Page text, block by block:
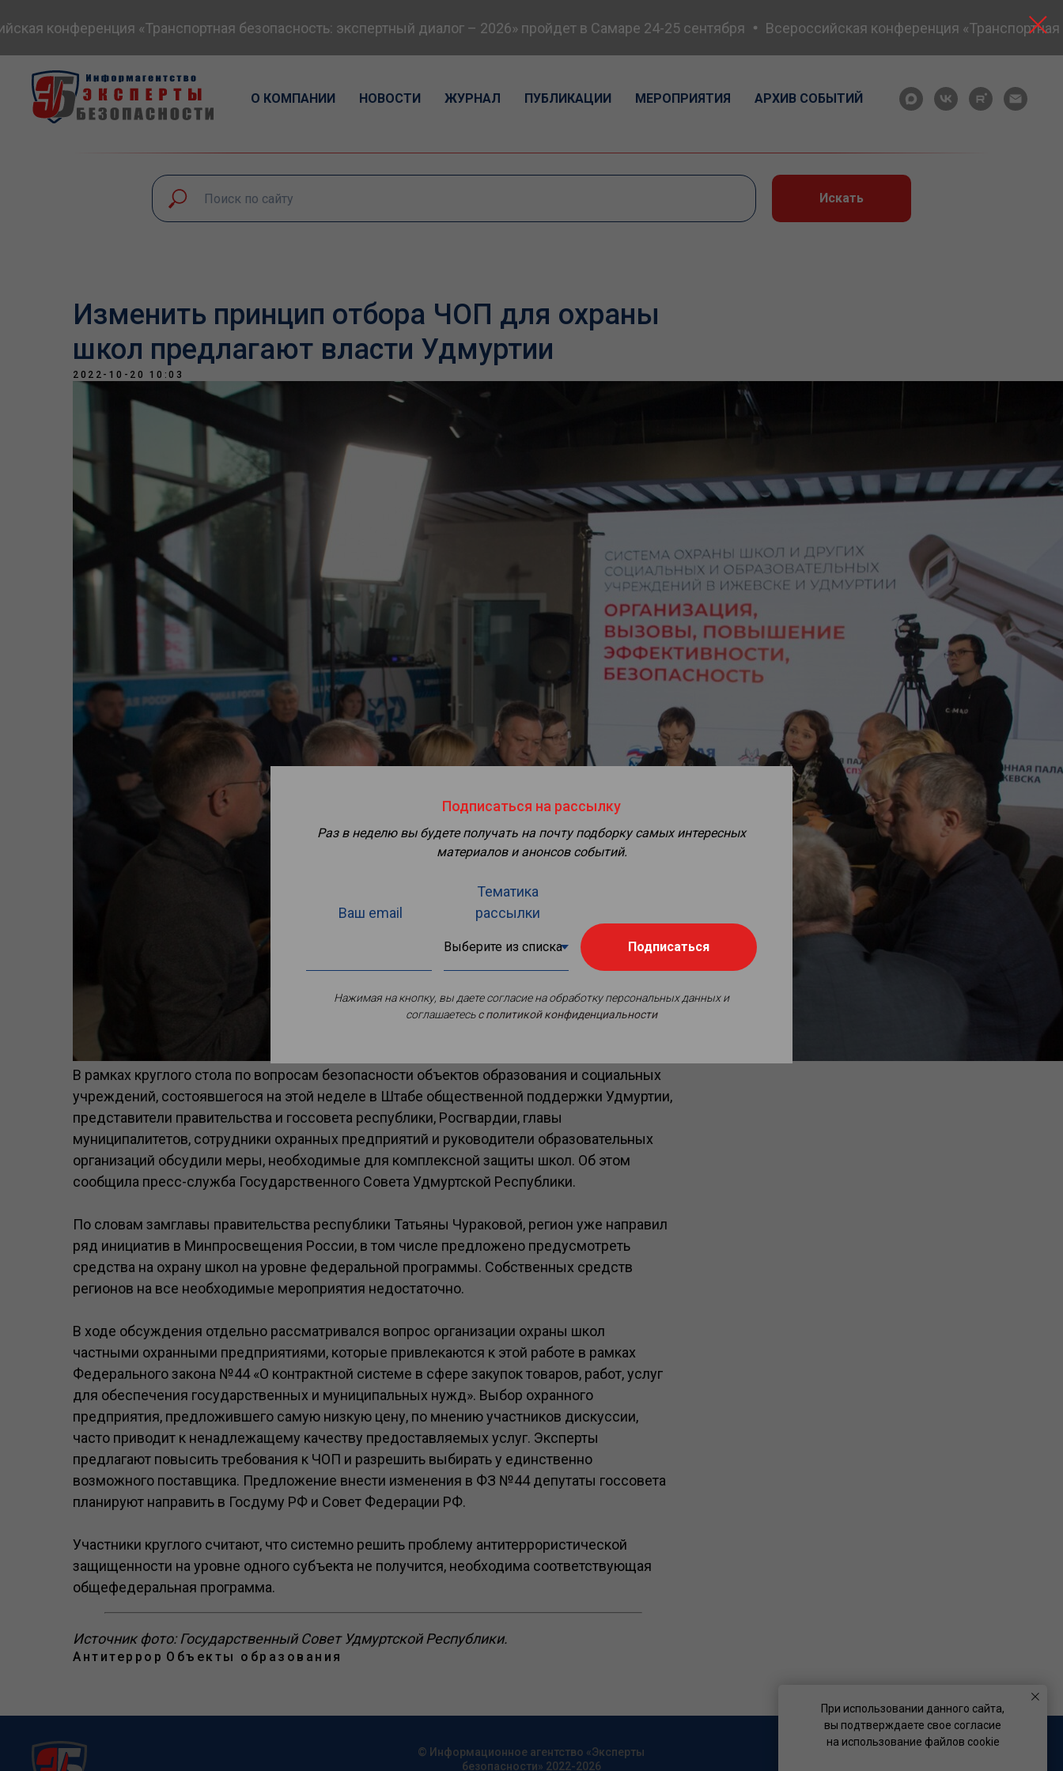
конференция «Транспортная безопасность: экспертный диалог – 2026» пройдет в Самаре 24-25 сентября Всероссийская конференция «Транспортная
О КОМПАНИИ НОВОСТИ ЖУРНАЛ ПУБЛИКАЦИИ МЕРОПРИЯТИЯ АРХИВ СОБЫТИЙ
При использовании данного сайта,
вы подтверждаете свое согласие
на использование файлов cookie
Искать
Изменить принцип отбора ЧОП для охраны
школ предлагают власти Удмуртии
2022-10-20 10:03
В рамках круглого стола по вопросам безопасности объектов образования и социальных
учреждений, состоявшегося на этой неделе в Штабе общественной поддержки Удмуртии,
представители правительства и госсовета республики, Росгвардии, главы
муниципалитетов, сотрудники охранных предприятий и руководители образовательных
организаций обсудили меры, необходимые для комплексной защиты школ. Об этом
сообщила пресс-служба Государственного Совета Удмуртской Республики.
По словам замглавы правительства республики Татьяны Чураковой, регион уже направил
ряд инициатив в Минпросвещения России, в том числе предложено предусмотреть
средства на охрану школ на уровне федеральной программы. Собственных средств
регионов на все необходимые мероприятия недостаточно.
В ходе обсуждения отдельно рассматривался вопрос организации охраны школ
частными охранными предприятиями, которые привлекаются к этой работе в рамках
Федерального закона №44 «О контрактной системе в сфере закупок товаров, работ, услуг
для обеспечения государственных и муниципальных нужд». Выбор охранного
предприятия, предложившего самую низкую цену, по мнению участников дискуссии,
часто приводит к ненадлежащему качеству предоставляемых услуг. Эксперты
предлагают повысить требования к ЧОП и разрешить выбирать у единственно
возможного поставщика. Предложение внести изменения в ФЗ №44 депутаты госсовета
планируют направить в Госдуму РФ и Совет Федерации РФ.
Участники круглого считают, что системно решить проблему антитеррористической
защищенности на уровне одного субъекта не получится, необходима соответствующая
общефедеральная программа.
Источник фото: Государственный Совет Удмуртской Республики.
Антитеррор Объекты образования
Подписаться на рассылку
Раз в неделю вы будете получать на почту подборку самых интересных
материалов и анонсов событий.
Ваш email
Тематика
рассылки
Подписаться
Нажимая на кнопку, вы даете согласие на обработку персональных данных и
соглашаетесьc политикой конфиденциальности
© Информационное агентство «Эксперты
безопасности» 2022-2026